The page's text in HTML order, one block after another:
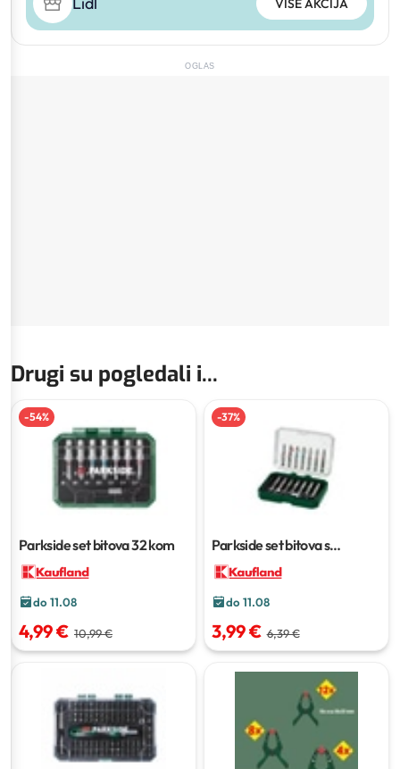
VIŠE AKCIJA
OGLAS
Drugi su pogledali i...
-54%
Parkside set bitova32 kom
do 11.08
4,99 € 10,99 €
-37%
Parkside set bitova s
do 11.08
3,99 € 6,39 €